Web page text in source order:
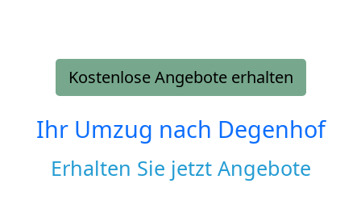
Kostenlose Angebote erhalten
Ihr Umzug nach Degenhof
Erhalten Sie jetzt Angebote